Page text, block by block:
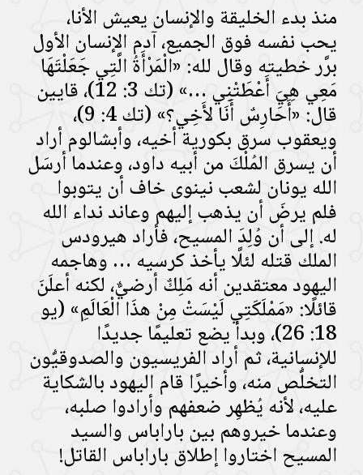
منذ بدء الخليقة والإنسان يعيش الأنا،
يحب نفسه فوق الجميع، آدم الإنسان الأول
برَّر خطيته وقال لله: «الْمَرْأَةُ الَّتِي جَعَلْتَهَا
مَعِي هِيَ أَعْطَتْنِي …» (تك 3: 12)، قايين
قال: «أَحَارِسٌ أَنَا لأَخِي؟» (تك 4: 9)،
ويعقوب سرق بكورية أخيه، وأبشالوم أراد
أن يسرق المُلْكَ من أبيه داود، وعندما أرسَل
الله يونان لشعب نينوى خاف أن يتوبوا
فلم يرضَ أن يذهب إليهم وعاند نداء الله
له. إلى أن وُلِدَ المسيح، فأراد هيرودس
الملك قتله لئلَّا يأخذ كرسيه … وهاجمه
اليهود معتقدين أنه مَلِكٌ أرضيٌّ، لكنه أعلَنَ
قائلًا: «مَمْلَكَتِي لَيْسَتْ مِنْ هذَا الْعَالَمِ» (يو
18: 26)، وبدأ يضع تعليمًا جديدًا
للإنسانية، ثم أراد الفريسيون والصدوقيُّون
التخلُّص منه، وأخيرًا قام اليهود بالشكاية
عليه، لأنه يُظهِر ضعفهم وأرادوا صلبه،
وعندما خيروهم بين باراباس والسيد
المسيح اختاروا إطلاق باراباس القاتل!